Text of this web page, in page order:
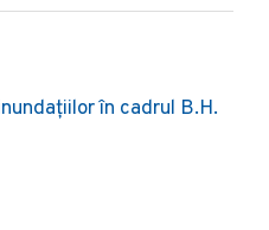
în cadrul B.H.